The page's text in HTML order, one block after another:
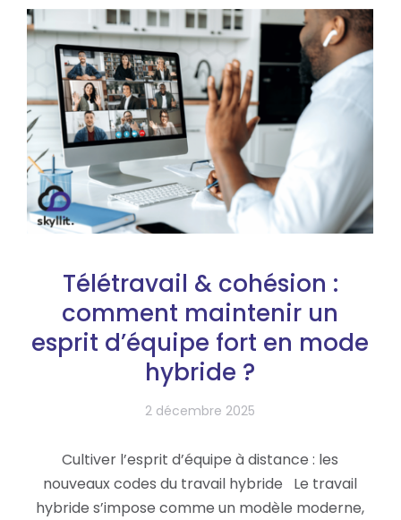
Télétravail & cohésion :
comment maintenir un
esprit d’équipe fort en mode
hybride ?
2 décembre 2025
Cultiver l’esprit d’équipe à distance : les
nouveaux codes du travail hybride Le travail
hybride s’impose comme un modèle moderne,